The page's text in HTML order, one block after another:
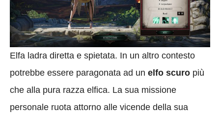
Elfa ladra diretta e spietata. In un altro contesto
potrebbe essere paragonata ad un elfo scuro più
che alla pura razza elfica. La sua missione
personale ruota attorno alle vicende della sua